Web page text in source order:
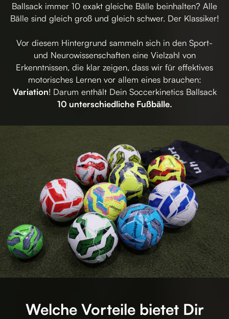
Ballsack immer 10 exakt gleiche Bälle beinhalten? Alle
Bälle sind gleich groß und gleich schwer. Der Klassiker!
Vor diesem Hintergrund sammeln sich in den Sport-
und Neurowissenschaften eine Vielzahl von
Erkenntnissen, die klar zeigen, dass wir für effektives
motorisches Lernen vor allem eines brauchen:
Variation! Darum enthält Dein Soccerkinetics Ballsack
10 unterschiedliche Fußbälle.
Welche Vorteile bietet Dir